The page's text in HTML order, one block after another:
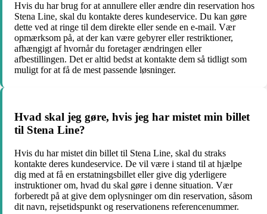
Hvis du har brug for at annullere eller ændre din reservation hos
Stena Line, skal du kontakte deres kundeservice. Du kan gøre
dette ved at ringe til dem direkte eller sende en e-mail. Vær
opmærksom på, at der kan være gebyrer eller restriktioner,
afhængigt af hvornår du foretager ændringen eller
afbestillingen. Det er altid bedst at kontakte dem så tidligt som
muligt for at få de mest passende løsninger.
Hvad skal jeg gøre, hvis jeg har mistet min billet
til Stena Line?
Hvis du har mistet din billet til Stena Line, skal du straks
kontakte deres kundeservice. De vil være i stand til at hjælpe
dig med at få en erstatningsbillet eller give dig yderligere
instruktioner om, hvad du skal gøre i denne situation. Vær
forberedt på at give dem oplysninger om din reservation, såsom
dit navn, rejsetidspunkt og reservationens referencenummer.